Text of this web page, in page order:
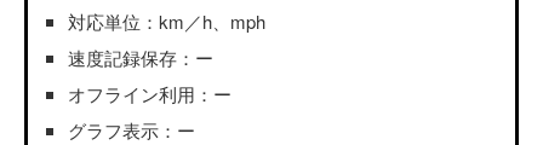
対応単位：km／h、mph
速度記録保存：ー
オフライン利用：ー
グラフ表示：ー